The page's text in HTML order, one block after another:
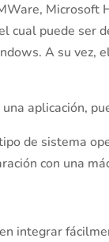
Microsoft
cual puede ser
A su
aplicación,
de sistema
con una
integrar